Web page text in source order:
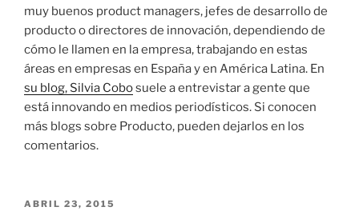
muy buenos product managers, jefes de desarrollo de
producto o directores de innovación, dependiendo de
cómo le llamen en la empresa, trabajando en estas
áreas en empresas en España y en América Latina. En
su blog, Silvia Cobosuele a entrevistar a gente que
está innovando en medios periodísticos. Si conocen
más blogs sobre Producto, pueden dejarlos en los
comentarios.
PUBLICADO
ABRIL 23, 2015